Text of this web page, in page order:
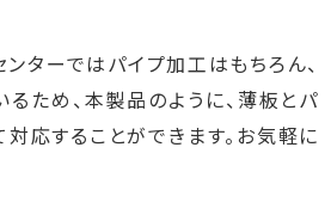
ターではパイプ加工はもちろん、
ため、本製品のように、薄板とパ
応することができます。お気軽に